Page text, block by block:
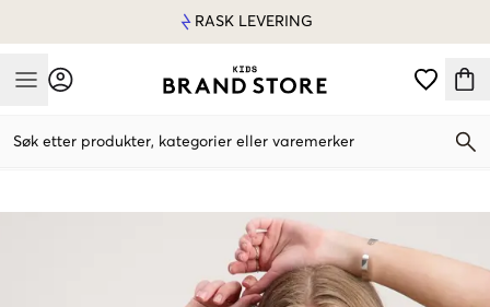
RASK LEVERING
Mobile Menu
Søk etter produkter, kategorier eller varemerker